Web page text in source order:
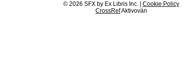
© 2026 SFX by Ex Libris Inc. | Cookie Policy
CrossRefAktivován